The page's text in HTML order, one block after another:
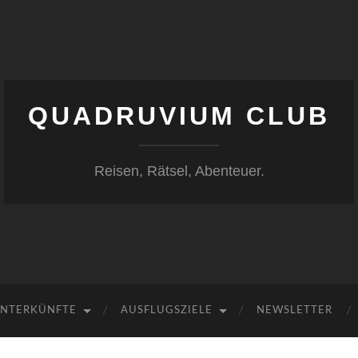
QUADRUVIUM CLUB
Reisen, Rätsel, Abenteuer.
AUSFLUGSZIELE NEWSLETTER